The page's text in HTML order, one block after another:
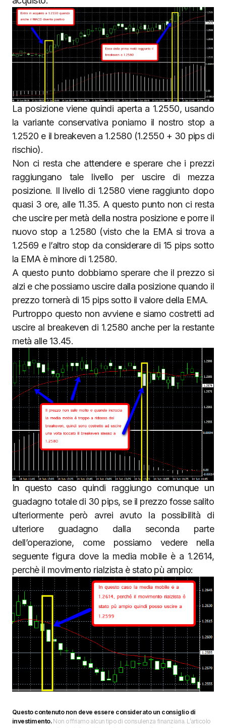
La posizione viene quindi aperta a 1.2550, usando
la variante conservativa poniamo il nostro stop a
1.2520 e il breakeven a 1.2580 (1.2550 + 30 pips di
rischio).
Non ci resta che attendere e sperare che i prezzi
raggiungano tale livello per uscire di mezza
posizione. Il livello di 1.2580 viene raggiunto dopo
quasi 3 ore, alle 11.35. A questo punto non ci resta
che uscire per metà della nostra posizione e porre il
nuovo stop a 1.2580 (visto che la EMA si trova a
1.2569 e l’altro stop da considerare di 15 pips sotto
la EMA è minore di 1.2580.
A questo punto dobbiamo sperare che il prezzo si
alzi e che possiamo uscire dalla posizione quando il
prezzo tornerà di 15 pips sotto il valore della EMA.
Purtroppo questo non avviene e siamo costretti ad
uscire al breakeven di 1.2580 anche per la restante
metà alle 13.45.
In questo caso quindi raggiungo comunque un
guadagno totale di 30 pips, se il prezzo fosse salito
ulteriormente però avrei avuto la possibilità di
ulteriore guadagno dalla seconda parte
dell’operazione, come possiamo vedere nella
seguente figura dove la media mobile è a 1.2614,
perchè il movimento rialzista è stato pù ampio:
Questo contenuto non deve essere considerato un consiglio di
investimento.Non offriamo alcun tipo di consulenza finanziaria. L’articolo